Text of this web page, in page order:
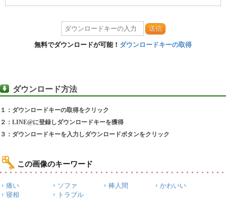
送信
無料でダウンロードが可能！ ダウンロードキーの取得
ダウンロード方法
１：ダウンロードキーの取得をクリック
２：LINE@に登録しダウンロードキーを獲得
３：ダウンロードキーを入力しダウンロードボタンをクリック
この画像のキーワード
痛い ソファ 棒人間
かわいい
寝相
トラブル